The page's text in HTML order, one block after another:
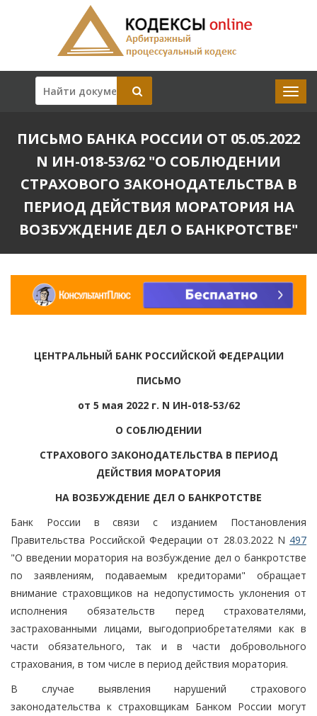
ПИСЬМО БАНКА РОССИИ ОТ 05.05.2022
N ИН-018-53/62 "О СОБЛЮДЕНИИ
СТРАХОВОГО ЗАКОНОДАТЕЛЬСТВА В
ПЕРИОД ДЕЙСТВИЯ МОРАТОРИЯ НА
ВОЗБУЖДЕНИЕ ДЕЛ О БАНКРОТСТВЕ"
ЦЕНТРАЛЬНЫЙ БАНК РОССИЙСКОЙ ФЕДЕРАЦИИ
ПИСЬМО
от 5 мая 2022 г. N ИН-018-53/62
О СОБЛЮДЕНИИ
СТРАХОВОГО ЗАКОНОДАТЕЛЬСТВА В ПЕРИОД
ДЕЙСТВИЯ МОРАТОРИЯ
НА ВОЗБУЖДЕНИЕ ДЕЛ О БАНКРОТСТВЕ
Банк России в связи с изданием Постановления
Правительства Российской Федерации от 28.03.2022 N 497
"О введении моратория на возбуждение дел о банкротстве
по заявлениям, подаваемым кредиторами" обращает
внимание страховщиков на недопустимость уклонения от
исполнения обязательств перед страхователями,
застрахованными лицами, выгодоприобретателями как в
части обязательного, так и в части добровольного
страхования, в том числе в период действия моратория.
В случае выявления нарушений страхового
законодательства к страховщикам Банком России могут